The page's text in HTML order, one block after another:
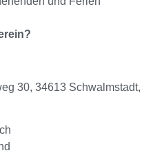
30, 34613 Schwalmstadt,